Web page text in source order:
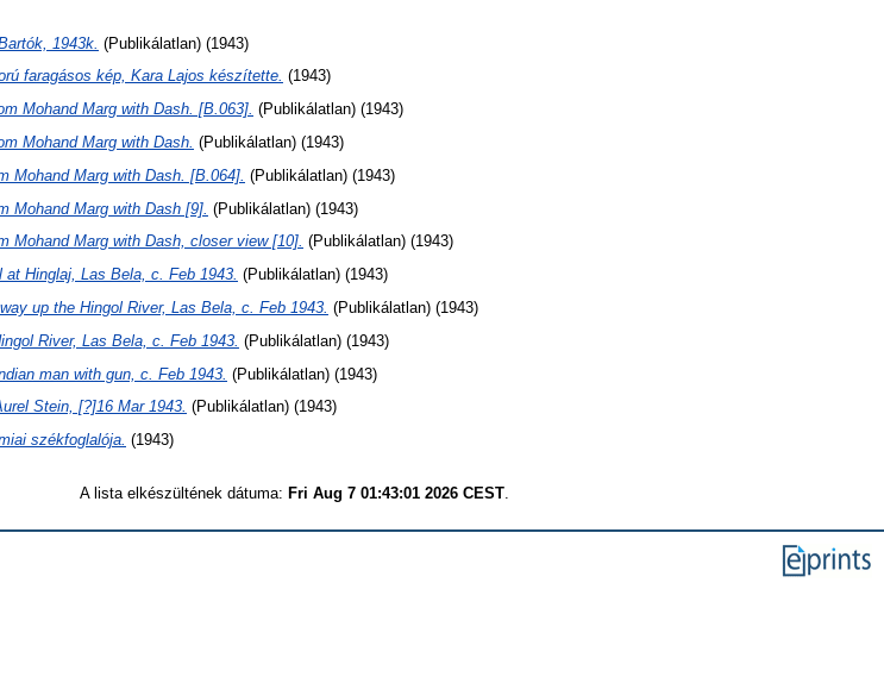
1943k. (Publikálatlan) (1943)
faragásos kép, Kara Lajos készítette. (1943)
Mohand Marg with Dash. [B.063]. (Publikálatlan) (1943)
Mohand Marg with Dash. (Publikálatlan) (1943)
Mohand Marg with Dash. [B.064]. (Publikálatlan) (1943)
Mohand Marg with Dash [9]. (Publikálatlan) (1943)
Mohand Marg with Dash, closer view [10]. (Publikálatlan) (1943)
at Hinglaj, Las Bela, c. Feb 1943. (Publikálatlan) (1943)
up the Hingol River, Las Bela, c. Feb 1943. (Publikálatlan) (1943)
River, Las Bela, c. Feb 1943. (Publikálatlan) (1943)
man with gun, c. Feb 1943. (Publikálatlan) (1943)
Stein, [?]16 Mar 1943. (Publikálatlan) (1943)
székfoglalója. (1943)
A lista elkészültének dátuma: Fri Aug 7 01:43:01 2026 CEST.